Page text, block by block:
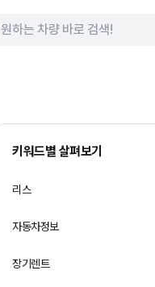
키워드별 살펴보기
리스
자동차정보
장기렌트